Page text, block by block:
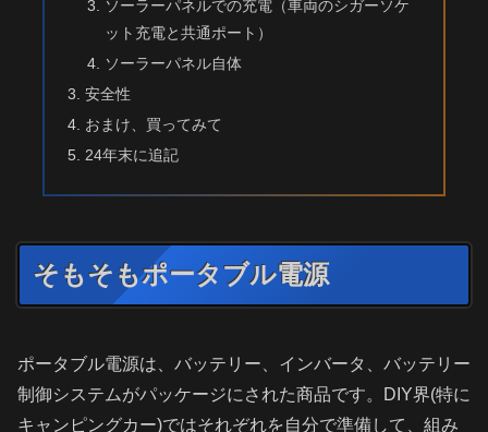
ソーラーパネルでの充電（車両のシガーソケ
ット充電と共通ポート）
ソーラーパネル自体
安全性
おまけ、買ってみて
24年末に追記
そもそもポータブル電源
ポータブル電源は、バッテリー、インバータ、バッテリー
制御システムがパッケージにされた商品です。DIY界(特に
キャンピングカー)ではそれぞれを自分で準備して、組み